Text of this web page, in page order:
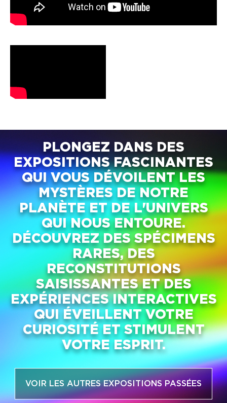
PLONGEZ DANS DES
EXPOSITIONS FASCINANTES
QUI VOUS DÉVOILENT LES
MYSTÈRES DE NOTRE
PLANÈTE ET DE L'UNIVERS
QUI NOUS ENTOURE.
DÉCOUVREZ DES SPÉCIMENS
RARES, DES
RECONSTITUTIONS
SAISISSANTES ET DES
EXPÉRIENCES INTERACTIVES
QUI ÉVEILLENT VOTRE
CURIOSITÉ ET STIMULENT
VOTRE ESPRIT.
VOIR LES AUTRES EXPOSITIONS PASSÉES